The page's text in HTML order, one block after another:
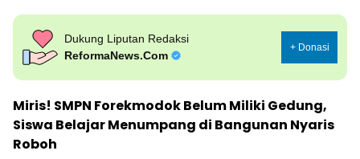
Dukung Liputan Redaksi
ReformaNews.Com
+ Donasi
Miris! SMPN Forekmodok Belum Miliki Gedung,
Siswa Belajar Menumpang di Bangunan Nyaris
Roboh